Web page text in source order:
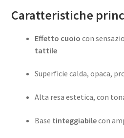
Caratteristiche
Effetto cuoio con
tattile
Superficie calda, opaca,
Alta resa estetica, con
Base tinteggiabilecon